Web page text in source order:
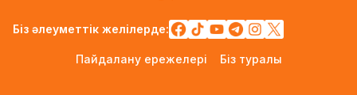
Жастардан банк карталарын сатып алып,
ұсталды
Біз әлеуметтік желілерде:
Пайдалану ережелері Біз туралы